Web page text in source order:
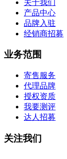
关于我们
产品中心
品牌入驻
经销商招募
业务范围
寄售服务
代理品牌
授权资质
我要测评
达人招募
关注我们